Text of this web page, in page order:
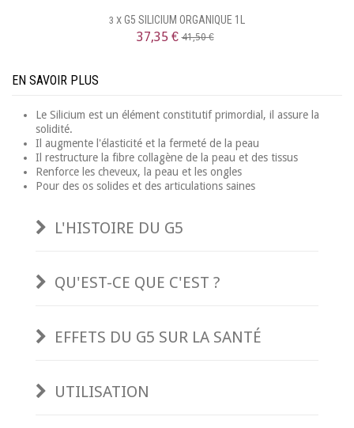
3 X G5 SILICIUM ORGANIQUE 1L
37,35 €41,50 €
EN SAVOIR PLUS
Le Silicium est un élément constitutif primordial, il assure la
solidité.
Il augmente l'élasticité et la fermeté de la peau
Il restructure la fibre collagène de la peau et des tissus
Renforce les cheveux, la peau et les ongles
Pour des os solides et des articulations saines
L'HISTOIRE DU G5
QU'EST-CE QUE C'EST ?
EFFETS DU G5 SUR LA SANTÉ
UTILISATION